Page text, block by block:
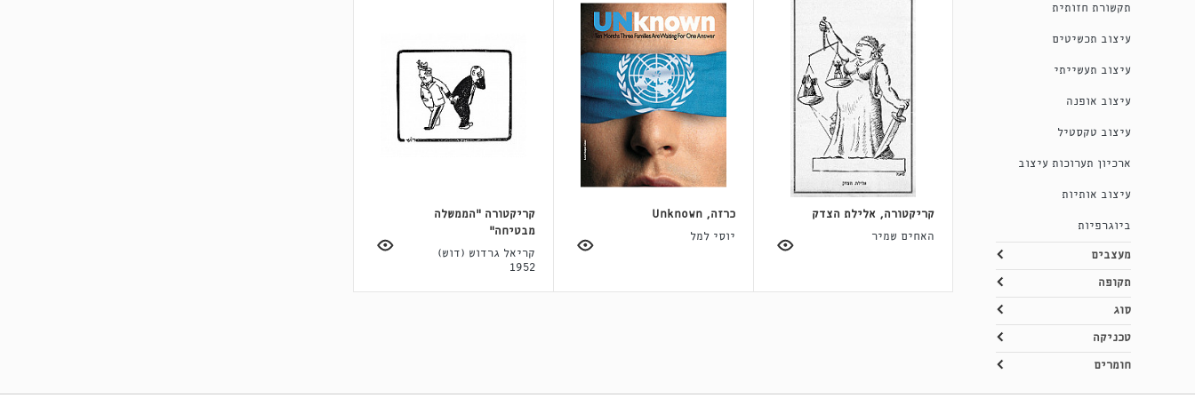
תקשורת חזותית
עיצוב תכשיטים
עיצוב תעשייתי
עיצוב אופנה
עיצוב טקסטיל
ארכיון תערוכות עיצוב
עיצוב אותיות
ביוגרפיות
מעצבים
תקופה
סוג
טכניקה
חומרים
קריקטורה, אלילת הצדק
האחים שמיר
כרזה, Unknown
יוסי למל
קריקטורה "הממשלה
מבטיחה"
קריאל גרדוש (דוש)
1952